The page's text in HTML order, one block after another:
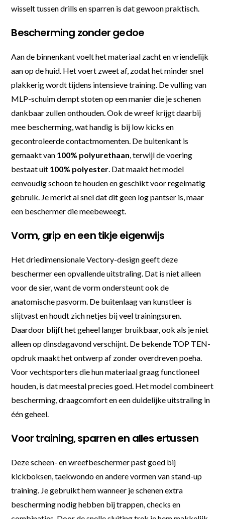
wisselt tussen drills en sparren is dat gewoon praktisch.
Bescherming zonder gedoe
Aan de binnenkant voelt het materiaal zacht en vriendelijk
aan op de huid. Het voert zweet af, zodat het minder snel
plakkerig wordt tijdens intensieve training. De vulling van
MLP-schuim dempt stoten op een manier die je schenen
dankbaar zullen onthouden. Ook de wreef krijgt daarbij
mee bescherming, wat handig is bij low kicks en
gecontroleerde contactmomenten. De buitenkant is
gemaakt van 100% polyurethaan, terwijl de voering
bestaat uit 100% polyester. Dat maakt het model
eenvoudig schoon te houden en geschikt voor regelmatig
gebruik. Je merkt al snel dat dit geen log pantser is, maar
een beschermer die meebeweegt.
Vorm, grip en een tikje eigenwijs
Het driedimensionale Vectory-design geeft deze
beschermer een opvallende uitstraling. Dat is niet alleen
voor de sier, want de vorm ondersteunt ook de
anatomische pasvorm. De buitenlaag van kunstleer is
slijtvast en houdt zich netjes bij veel trainingsuren.
Daardoor blijft het geheel langer bruikbaar, ook als je niet
alleen op dinsdagavond verschijnt. De bekende TOP TEN-
opdruk maakt het ontwerp af zonder overdreven poeha.
Voor vechtsporters die hun materiaal graag functioneel
houden, is dat meestal precies goed. Het model combineert
bescherming, draagcomfort en een duidelijke uitstraling in
één geheel.
Voor training, sparren en alles ertussen
Deze scheen- en wreefbeschermer past goed bij
kickboksen, taekwondo en andere vormen van stand-up
training. Je gebruikt hem wanneer je schenen extra
bescherming nodig hebben bij trappen, checks en